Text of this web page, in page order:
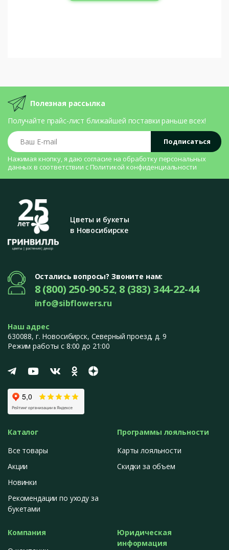
Полезная рассылка
Получайте прайс-лист ближайшей поставки раньше всех!
Ваш E-mail
Подписаться
Нажимая кнопку, я даю согласие на обработку персональных
данных в соответствии с Политикой конфиденциальности
Цветы и букеты
в Новосибирске
Остались вопросы? Звоните нам:
8 (800) 250-90-52, 8 (383) 344-22-44
info@sibflowers.ru
Наш адрес
630088, г. Новосибирск, Северный проезд, д. 9
Режим работы с 8:00 до 21:00
Каталог
Все товары
Акции
Новинки
Рекомендации по уходу за
букетами
Программы лояльности
Карты лояльности
Скидки за объем
Компания
Юридическая
информация